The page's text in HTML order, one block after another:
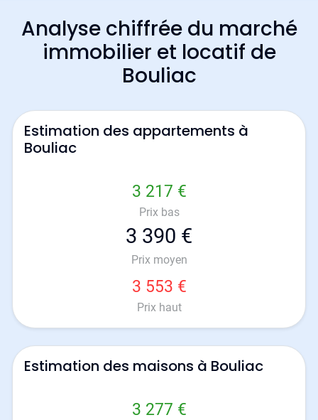
Analyse chiffrée du marché
immobilier et locatif de
Bouliac
Estimation des appartements à
Bouliac
3 217 €
Prix bas
3 390 €
Prix moyen
3 553 €
Prix haut
Estimation des maisons à Bouliac
3 277 €